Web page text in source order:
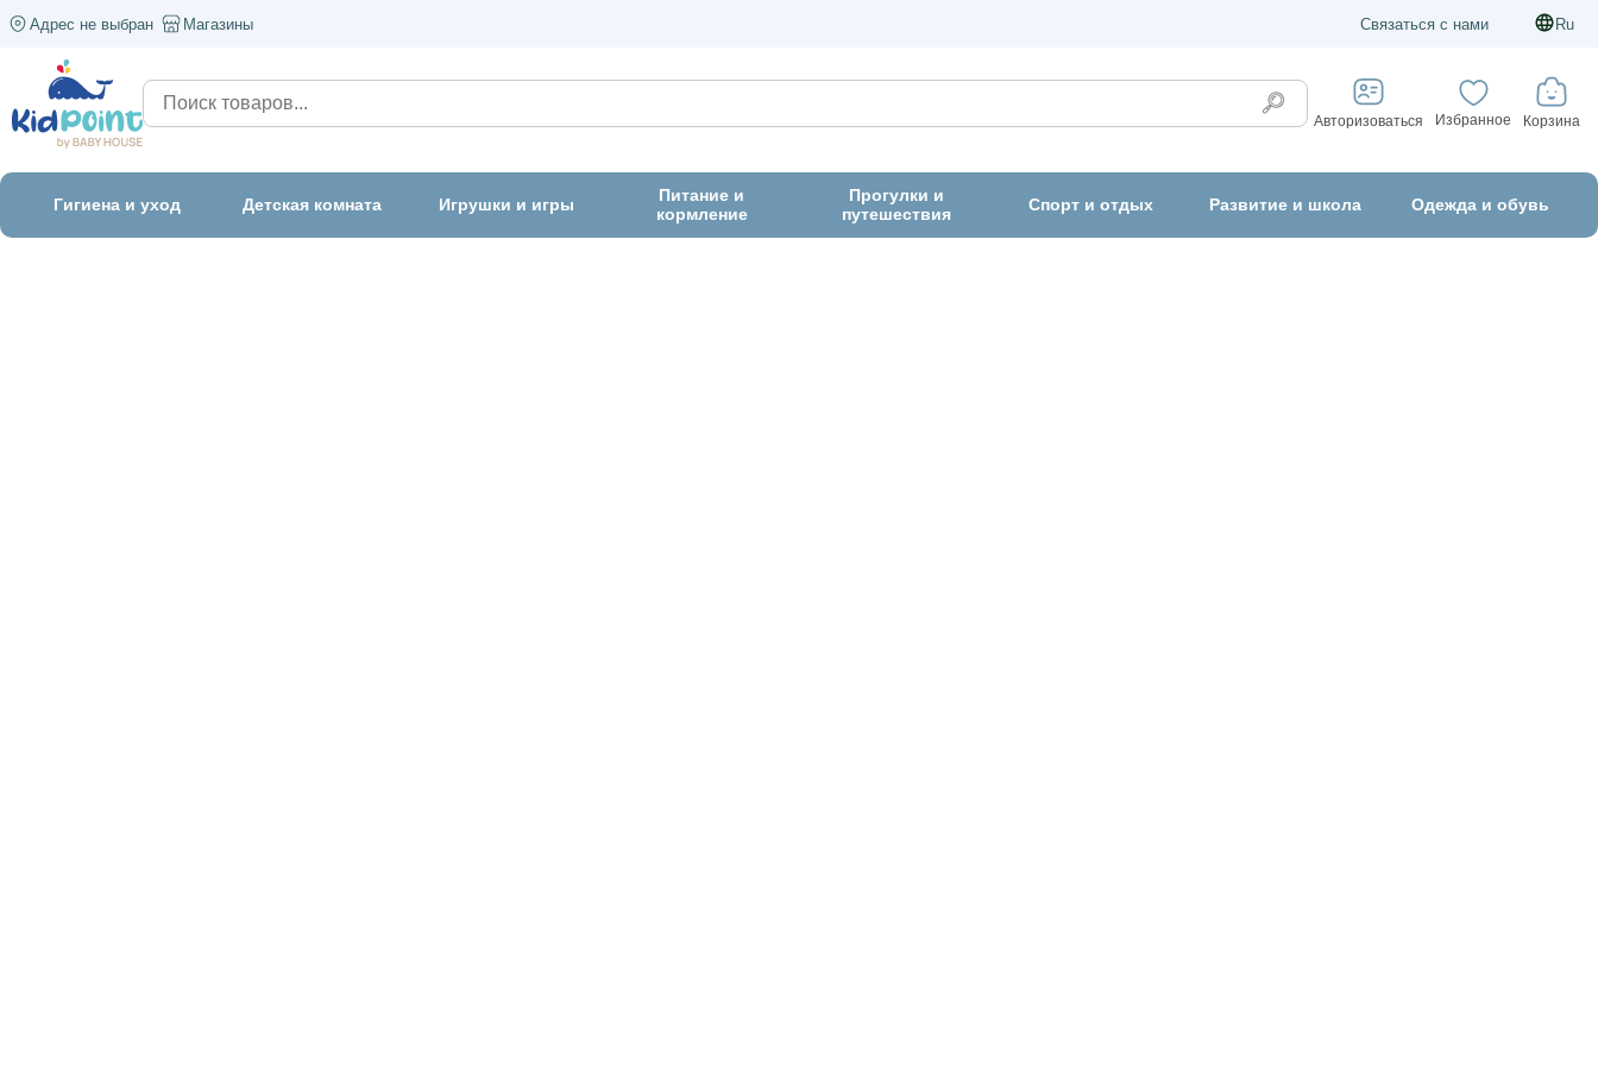
Адрес не выбран Магазины Связаться с нами Ru
Авторизоваться Избранное Корзина
Гигиена и уход Детская комната Игрушки и игры
Питание и
кормление
Прогулки и
путешествия
Спорт и отдых Развитие и школа Одежда и обувь